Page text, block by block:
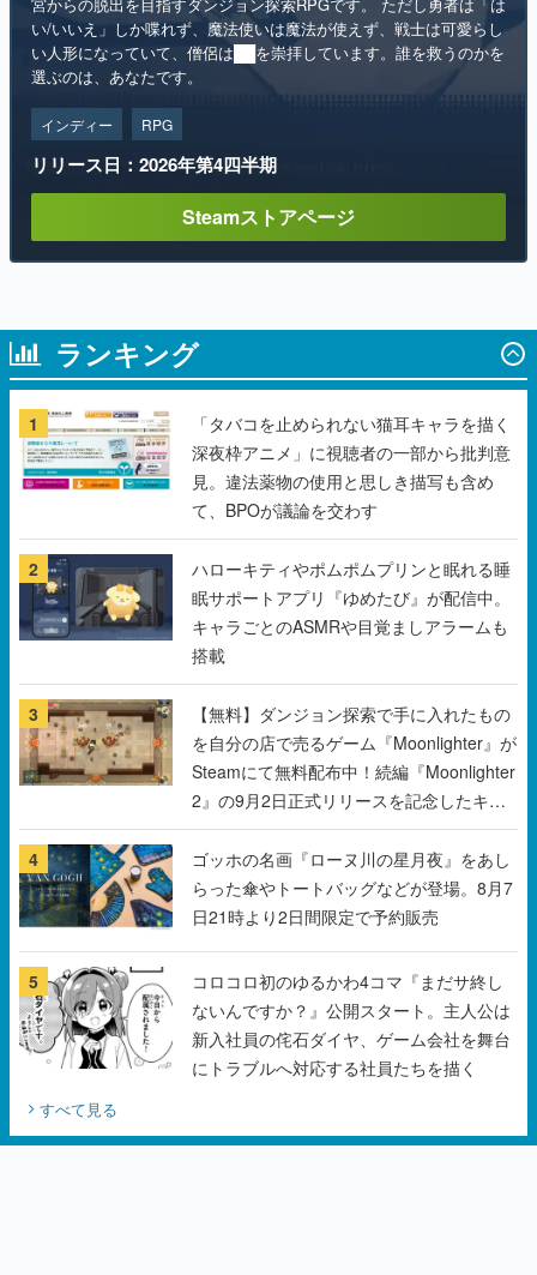
インディー RPG
リリース日：2026年第4四半期
ランキング
1
「タバコを止められない猫耳キャラを描く
深夜枠アニメ」に視聴者の一部から批判意
見。違法薬物の使用と思しき描写も含め
て、BPOが議論を交わす
2
ハローキティやポムポムプリンと眠れる睡
眠サポートアプリ『ゆめたび』が配信中。
キャラごとのASMRや目覚ましアラームも
搭載
3
【無料】ダンジョン探索で手に入れたもの
を自分の店で売るゲーム『Moonlighter』が
Steamにて無料配布中！続編『Moonlighter
2』の9月2日正式リリースを記念したキャ
ンペーン
4
ゴッホの名画『ローヌ川の星月夜』をあし
らった傘やトートバッグなどが登場。8月7
日21時より2日間限定で予約販売
5
コロコロ初のゆるかわ4コマ『まだサ終し
ないんですか？』公開スタート。主人公は
新入社員の侘石ダイヤ、ゲーム会社を舞台
にトラブルへ対応する社員たちを描く
すべて見る